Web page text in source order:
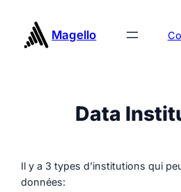
contenu
Magello
Data
Il y a 3 types d’institutions qui
données: